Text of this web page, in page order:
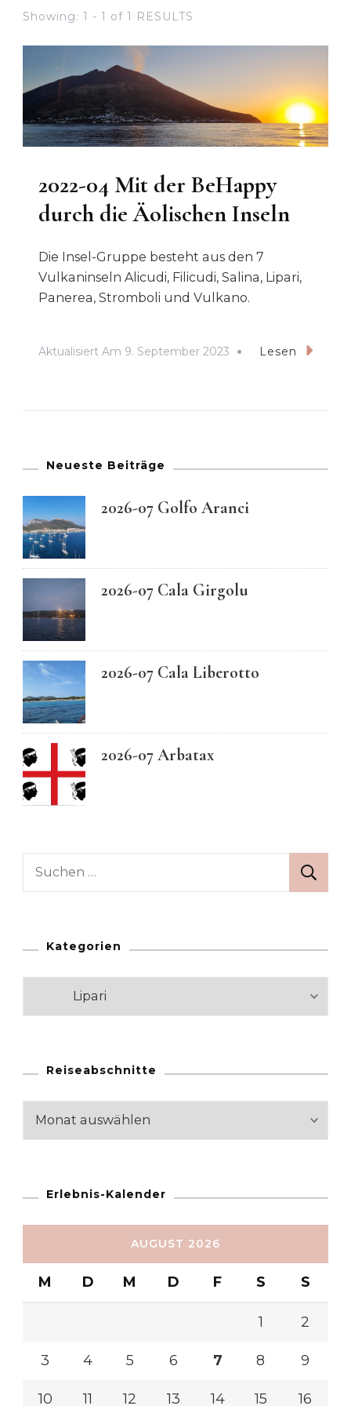
Showing: 1 - 1 of 1 RESULTS
2022-04 Mit der BeHappy
durch die Äolischen Inseln
Die Insel-Gruppe besteht aus den 7
Vulkaninseln Alicudi, Filicudi, Salina, Lipari,
Panerea, Stromboli und Vulkano.
Aktualisiert Am 9. September 2023 Lesen
Neueste Beiträge
2026-07 Golfo Aranci
2026-07 Cala Girgolu
2026-07 Cala Liberotto
2026-07 Arbatax
Suchen
Kategorien
Kategorien
Reiseabschnitte
Reiseabschnitte
Erlebnis-Kalender
AUGUST 2026
M D M D F S S
1 2
3 4 5 6 7 8 9
10 11 12 13 14 15 16